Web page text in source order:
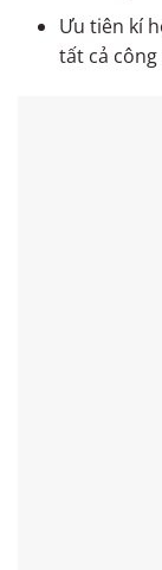
Ưu tiên kí
tất cả